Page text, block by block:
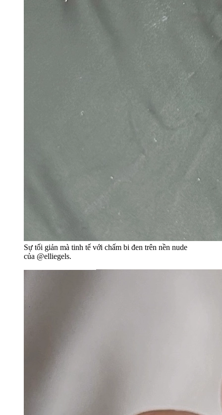
Sự tối giản mà tinh tế với chấm bi đen trên nền nude
của @elliegels.